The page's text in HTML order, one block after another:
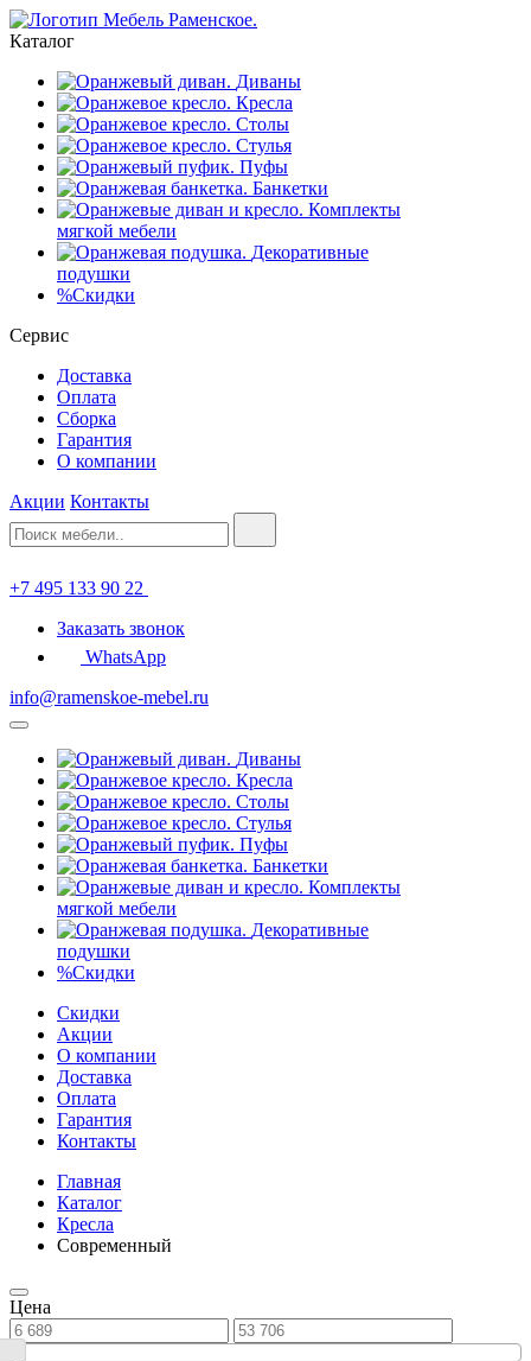
Каталог
Диваны
Кресла
Столы
Стулья
Пуфы
Банкетки
Комплекты
мягкой мебели
Декоративные
подушки
%Скидки
Сервис
Доставка
Оплата
Сборка
Гарантия
О компании
Акции Контакты
+7 495 133 90 22
Заказать звонок
WhatsApp
info@ramenskoe-mebel.ru
Диваны
Кресла
Столы
Стулья
Пуфы
Банкетки
Комплекты
мягкой мебели
Декоративные
подушки
%Скидки
Скидки
Акции
О компании
Доставка
Оплата
Гарантия
Контакты
Главная
Каталог
Кресла
Современный
Цена